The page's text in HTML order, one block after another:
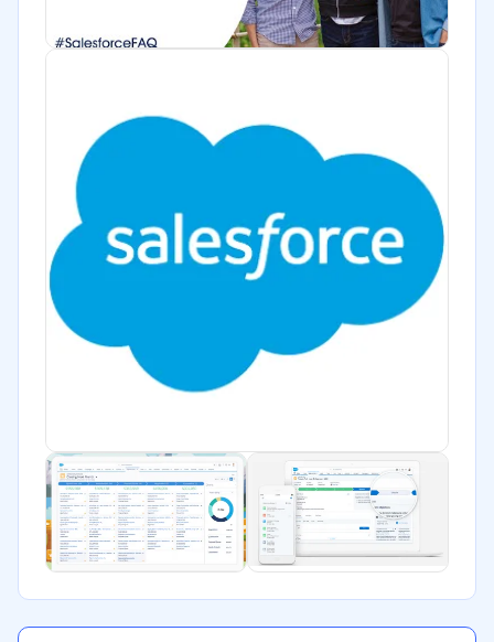
Telecomunicaciones
Salud
Manufactura
ONG
Gobierno
Automotriz